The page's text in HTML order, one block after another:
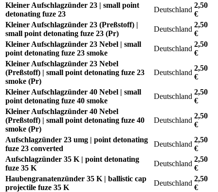
Kleiner Aufschlagzünder 23 | small point
detonating fuze 23
Deutschland
2,50
€
Kleiner Aufschlagzünder 23 (Preßstoff) |
small point detonating fuze 23 (Pr)
Deutschland
2,50
€
Kleiner Aufschlagzünder 23 Nebel | small
point detonating fuze 23 smoke
Deutschland
2,50
€
Kleiner Aufschlagzünder 23 Nebel
(Preßstoff) | small point detonating fuze 23
smoke (Pr)
Deutschland
2,50
€
Kleiner Aufschlagzünder 40 Nebel | small
point detonating fuze 40 smoke
Deutschland
2,50
€
Kleiner Aufschlagzünder 40 Nebel
(Preßstoff) | small point detonating fuze 40
smoke (Pr)
Deutschland
2,50
€
Aufschlagzünder 23 umg | point detonating
fuze 23 converted
Deutschland
2,50
€
Aufschlagzünder 35 K | point detonating
fuze 35 K
Deutschland
2,50
€
Haubengranatenzünder 35 K | ballistic cap
projectile fuze 35 K
Deutschland
2,50
€